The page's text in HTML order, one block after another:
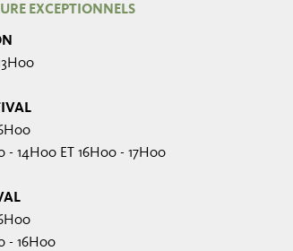
EXCEPTIONNELS
- 14H00 ET 16H00 - 17H00
- 16H00